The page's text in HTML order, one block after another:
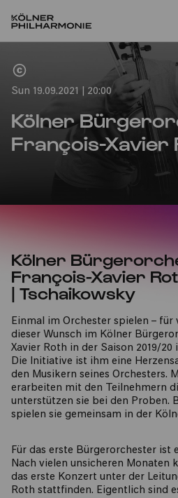
Sun 19.09.2021 | 20:00
Kölner
François-Xavier
Kölner
François-Xavier
| Tschaikowsky
Einmal im Orchester spielen –
dieser Wunsch im Kölner
Xavier Roth in der Saison 2019/20
Die Initiative ist ihm eine
den Musikern seines Orchesters.
erarbeiten mit den Teilnehmern
unterstützen sie bei den Proben.
spielen sie gemeinsam in der
Für das erste Bürgerorchester ist
Nach vielen unsicheren Monaten
das erste Konzert unter der
Roth stattfinden. Eigentlich sind